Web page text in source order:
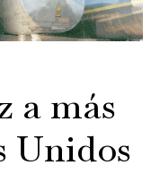
a más
Unidos